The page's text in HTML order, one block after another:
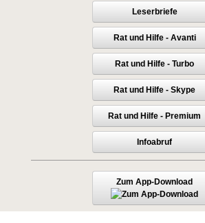
Leserbriefe
Rat und Hilfe - Avanti
Rat und Hilfe - Turbo
Rat und Hilfe - Skype
Rat und Hilfe - Premium
Infoabruf
Zum App-Download